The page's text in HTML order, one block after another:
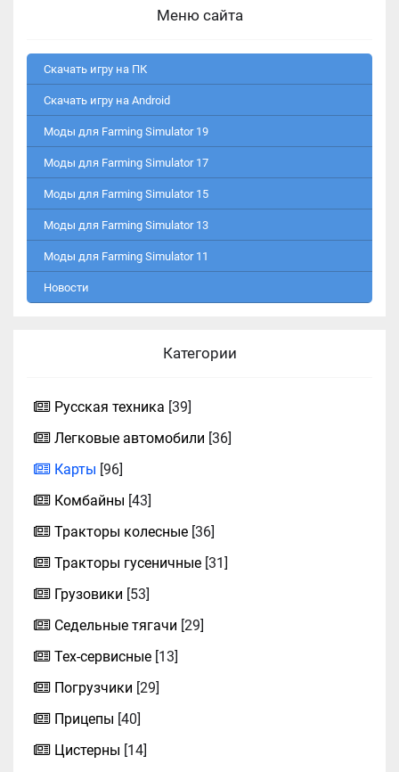
Меню сайта
Скачать игру на ПК
Скачать игру на Android
Моды для Farming Simulator 19
Моды для Farming Simulator 17
Моды для Farming Simulator 15
Моды для Farming Simulator 13
Моды для Farming Simulator 11
Новости
Категории
Русская техника [39]
Легковые автомобили [36]
Карты [96]
Комбайны [43]
Тракторы колесные [36]
Тракторы гусеничные [31]
Грузовики [53]
Седельные тягачи [29]
Тех-сервисные [13]
Погрузчики [29]
Прицепы [40]
Цистерны [14]